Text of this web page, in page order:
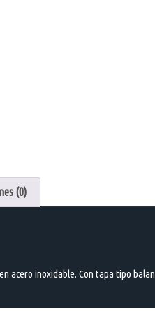
(0)
acero inoxidable. Con tapa tipo